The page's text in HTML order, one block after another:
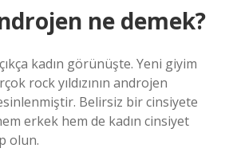
ne demek?
kadın görünüşte. Yeni giyim
rock yıldızının androjen
Belirsiz bir cinsiyete
erkek hem de kadın cinsiyet
olun.